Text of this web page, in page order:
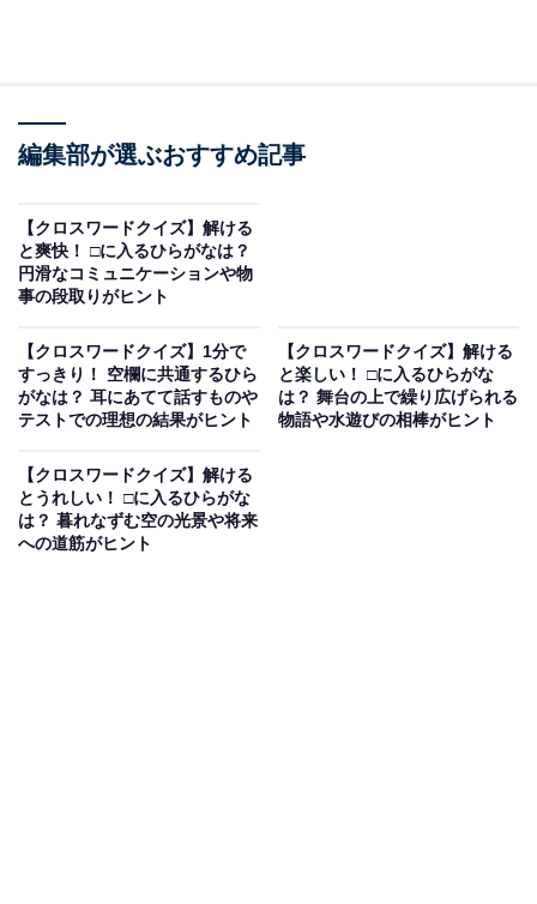
編集部が選ぶおすすめ記事
【クロスワードクイズ】解ける
と爽快！ □に入るひらがなは？
円滑なコミュニケーションや物
事の段取りがヒント
【クロスワードクイズ】1分で
すっきり！ 空欄に共通するひら
がなは？ 耳にあてて話すものや
テストでの理想の結果がヒント
【クロスワードクイズ】解ける
と楽しい！ □に入るひらがな
は？ 舞台の上で繰り広げられる
物語や水遊びの相棒がヒント
【クロスワードクイズ】解ける
とうれしい！ □に入るひらがな
は？ 暮れなずむ空の光景や将来
への道筋がヒント